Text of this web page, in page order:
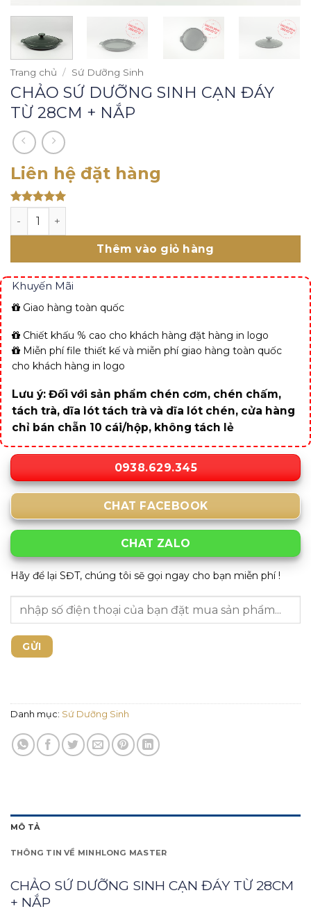
Trang chủ / Sứ Dưỡng Sinh
CHẢO SỨ DƯỠNG SINH CẠN ĐÁY
TỪ 28CM + NẮP
Liên hệ đặt hàng
out of 5
CHẢO SỨ DƯỠNG SINH CẠN ĐÁY TỪ 28CM + NẮP số
Thêm vào giỏ hàng
Khuyến Mãi
Giao hàng toàn quốc
Chiết khấu % cao cho khách hàng đặt hàng in logo
Miễn phí file thiết kế và miễn phí giao hàng toàn quốc
cho khách hàng in logo
Lưu ý: Đối với sản phẩm chén cơm, chén chấm,
tách trà, dĩa lót tách trà và dĩa lót chén, cửa hàng
chỉ bán chẵn 10 cái/hộp, không tách lẻ
0938.629.345
CHAT FACEBOOK
CHAT ZALO
Hãy để lại SĐT, chúng tôi sẽ gọi ngay cho bạn miễn phí !
Danh mục: Sứ Dưỡng Sinh
MÔ TẢ
THÔNG TIN VỀ MINHLONG MASTER
CHẢO SỨ DƯỠNG SINH CẠN ĐÁY TỪ 28CM
+ NẮP